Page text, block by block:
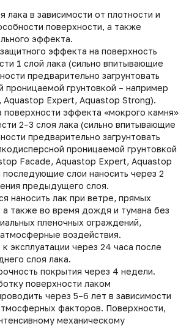
лака в зависимости от плотности и
поверхности, а также
эффекта.
эффекта на поверхность
1 слой лака (сильно впитывающие
предварительно загрунтовать
проницаемой грунтовкой – например
Aquastop Expert, Aquastop Strong).
поверхности эффекта «мокрого камня»
2–3 слоя лака (сильно впитывающие
предварительно загрунтовать
проницаемой грунтовкой
Facade, Aquastop Expert, Aquastop
слои наносить через 2
предыдущего слоя.
наносить лак при ветре, прямых
а также во время дождя и тумана без
пленочных ограждений,
воздействия.
эксплуатации через 24 часа после
слоя лака.
покрытия через 4 недели.
поверхности лаком
через 5–6 лет в зависимости
факторов. Поверхности,
механическому